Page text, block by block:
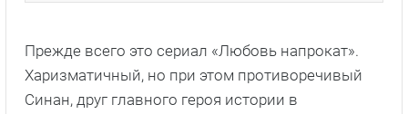
Прежде всего это сериал «Любовь напрокат».
Харизматичный, но при этом противоречивый
Синан, друг главного героя истории в